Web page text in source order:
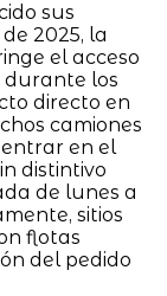
sus
2025, la
el acceso
durante los
directo en
camiones
en el
distintivo
de lunes a
sitios
flotas
del pedido